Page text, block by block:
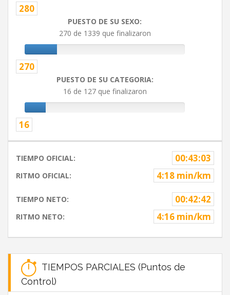
280
PUESTO DE SU SEXO:
270 de 1339 que finalizaron
270
PUESTO DE SU CATEGORIA:
16 de 127 que finalizaron
16
TIEMPO OFICIAL: 00:43:03
RITMO OFICIAL: 4:18 min/km
TIEMPO NETO: 00:42:42
RITMO NETO: 4:16 min/km
TIEMPOS PARCIALES (Puntos de
Control)